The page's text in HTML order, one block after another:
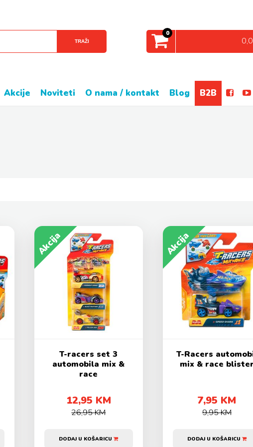
TRAŽI
0
akcije noviteti o nama / kontakt blog B2B
Akcija
T-racers set 3
automobila mix &
race
12,95 KM
26,95 KM
DODAJ U KOŠARICU
Akcija
T-Racers
mix & race
7,95 KM
9,95 KM
DODAJ U KOŠARICU